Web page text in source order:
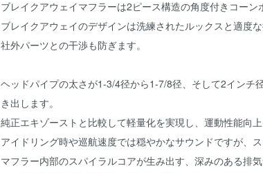
ブレイクアウェイマフラーは2ピース構造の角度付きコー
ブレイクアウェイのデザインは洗練されたルックスと適度
社外パーツとの干渉も防ぎます。
ヘッドパイプの太さが1-3/4径から1-7/8径、そして2インチ
き出します。
純正エキゾーストと比較して軽量化を実現し、運動性能向上
アイドリング時や巡航速度では穏やかなサウンドですが、
マフラー内部のスパイラルコアが生み出す、深みのある排気